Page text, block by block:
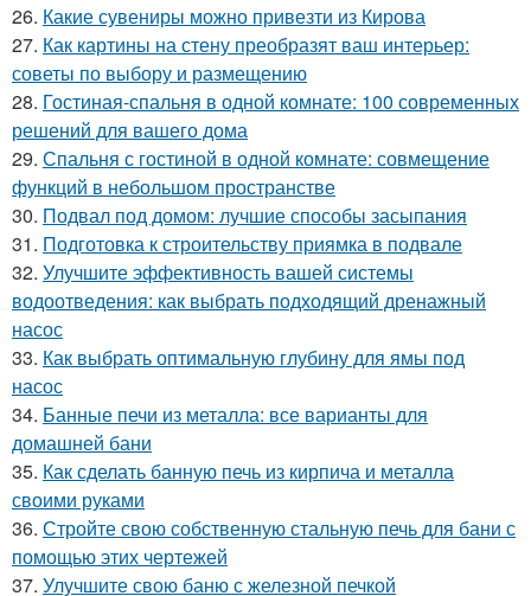
26. Какие сувениры можно привезти из Кирова
27. Как картины на стену преобразят ваш интерьер:
советы по выбору и размещению
28. Гостиная-спальня в одной комнате: 100 современных
решений для вашего дома
29. Спальня с гостиной в одной комнате: совмещение
функций в небольшом пространстве
30. Подвал под домом: лучшие способы засыпания
31. Подготовка к строительству приямка в подвале
32. Улучшите эффективность вашей системы
водоотведения: как выбрать подходящий дренажный
насос
33. Как выбрать оптимальную глубину для ямы под
насос
34. Банные печи из металла: все варианты для
домашней бани
35. Как сделать банную печь из кирпича и металла
своими руками
36. Стройте свою собственную стальную печь для бани с
помощью этих чертежей
37. Улучшите свою баню с железной печкой